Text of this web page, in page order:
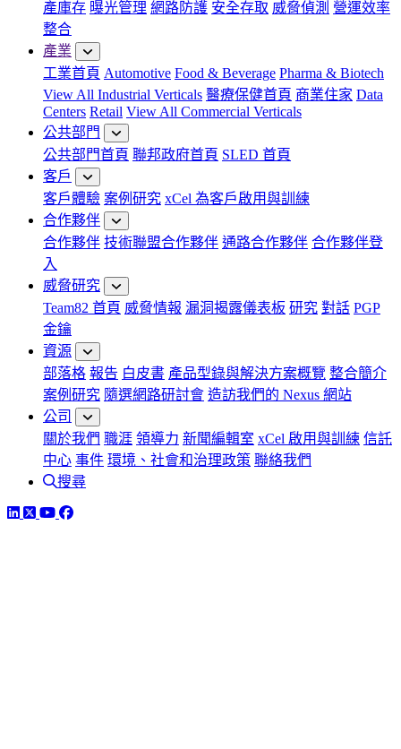
產庫存 曝光管理 網路防護 安全存取 威脅偵測 營運效率
整合
產業
工業首頁 Automotive Food & Beverage Pharma & Biotech
View All Industrial Verticals 醫療保健首頁 商業住家 Data
Centers Retail View All Commercial Verticals
公共部門
公共部門首頁 聯邦政府首頁 SLED 首頁
客戶
客戶體驗 案例研究 xCel 為客戶啟用與訓練
合作夥伴
合作夥伴 技術聯盟合作夥伴 通路合作夥伴 合作夥伴登
入
威脅研究
Team82 首頁 威脅情報 漏洞揭露儀表板 研究 對話 PGP
金鑰
資源
部落格 報告 白皮書 產品型錄與解決方案概覽 整合簡介
案例研究 隨選網路研討會 造訪我們的 Nexus 網站
公司
關於我們 職涯 領導力 新聞編輯室 xCel 啟用與訓練 信託
中心 事件 環境、社會和治理政策 聯絡我們
搜尋
LinkedIn
TwitterYouTube
Facebook